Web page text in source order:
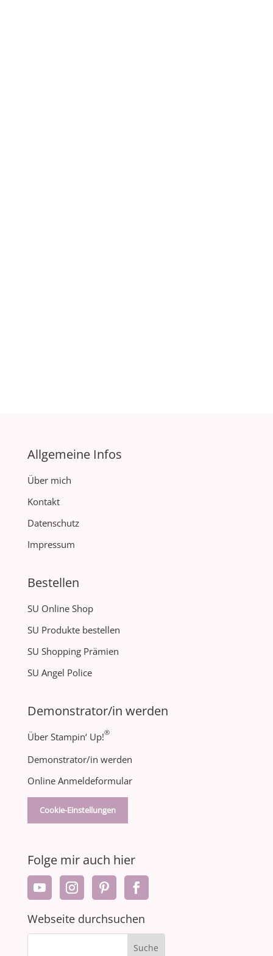
Allgemeine Infos
Über mich
Kontakt
Datenschutz
Impressum
Bestellen
SU Online Shop
SU Produkte bestellen
SU Shopping Prämien
SU Angel Police
Demonstrator/in werden
Über Stampin‘ Up!®
Demonstrator/in werden
Online Anmeldeformular
Cookie-Einstellungen
Folge mir auch hier
Webseite durchsuchen